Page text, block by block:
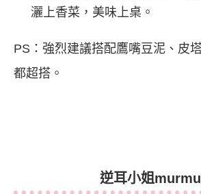
灑上香菜，美味上桌。
PS：強烈建議搭配鷹嘴豆泥、皮
都超搭。
逆耳小姐